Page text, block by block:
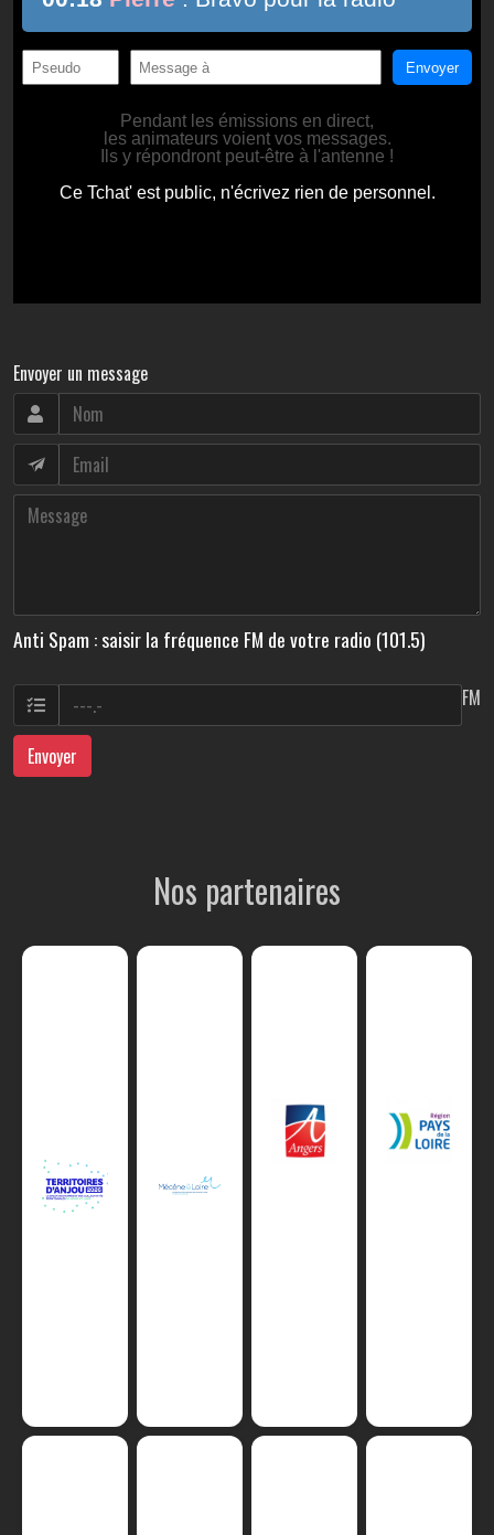
Envoyer un message
Anti Spam : saisir la fréquence FM de votre radio (101.5)
FM
Envoyer
Nos partenaires